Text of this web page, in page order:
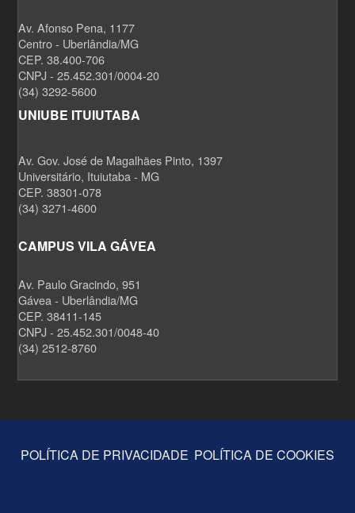
Av. Afonso Pena, 1177
Centro - Uberlândia/MG
CEP. 38.400-706
CNPJ - 25.452.301/0004-20
(34) 3292-5600
UNIUBE ITUIUTABA
Av. Gov. José de Magalhães Pinto, 1397
Universitário, Ituiutaba - MG
CEP. 38301-078
(34) 3271-4600
CAMPUS VILA GÁVEA
Av. Paulo Gracindo, 951
Gávea - Uberlândia/MG
CEP. 38411-145
CNPJ - 25.452.301/0048-40
(34) 2512-8760
POLÍTICA DE PRIVACIDADE POLÍTICA DE COOKIES